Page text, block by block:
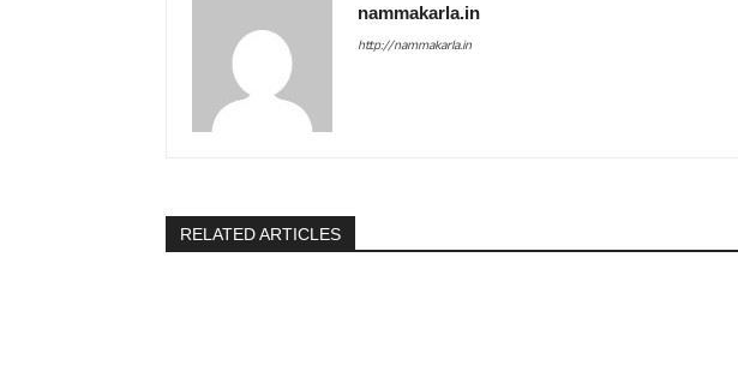
nammakarla.in
http://nammakarla.in
RELATED ARTICLES